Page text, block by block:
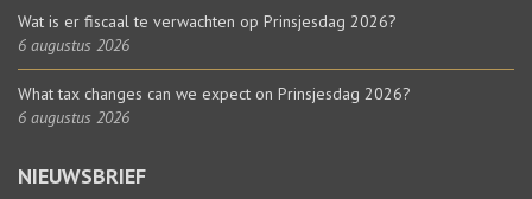
Wat is er fiscaal te verwachten op Prinsjesdag 2026?
6 augustus 2026
What tax changes can we expect on Prinsjesdag 2026?
6 augustus 2026
NIEUWSBRIEF